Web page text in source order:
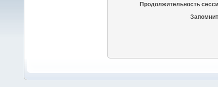
Продолжительность